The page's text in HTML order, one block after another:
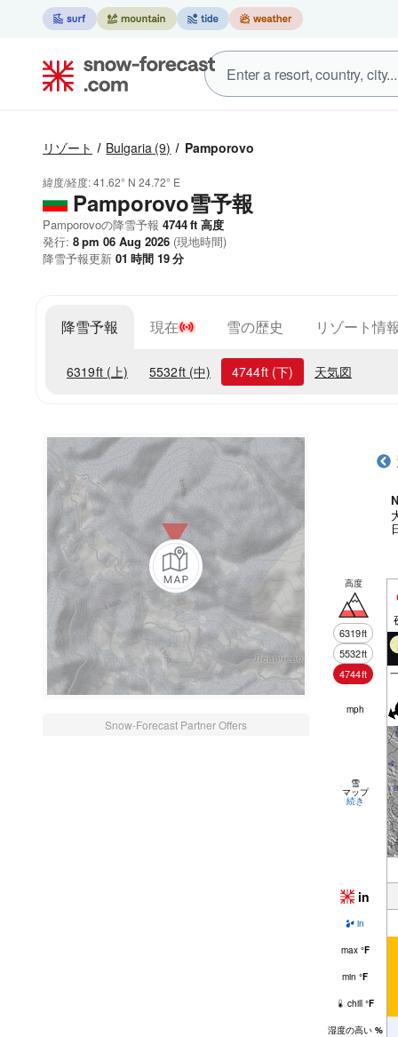
リゾート Bulgaria (9) Pamporovo
緯度/経度:41.62° N 24.72° E
Pamporovo雪予報
Pamporovoの降雪予報 4744ft 高度
発行: 8 pm 06 Aug 2026 (現地時間)
降雪予報更新 01 時間 19分
降雪予報 現在 雪の歴史 リゾート情
6319ft (上) 5532ft (中) 4744ft (下) 天気図
Snow-Forecast Partner Offers
高度
6319ft
5532ft
4744ft
mph
雪
マップ
続き
in
in
max °F
min °F
chill °F
湿度の高い %